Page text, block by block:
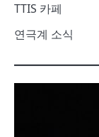
TTIS 카페
연극계 소식